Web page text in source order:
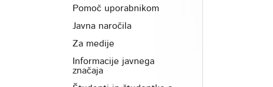
Pomoč uporabnikom
Javna naročila
Za medije
Informacije javnega
značaja